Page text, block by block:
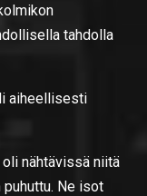
tahdolla
aiheellisesti
oli nähtävissä niitä
Ne isot